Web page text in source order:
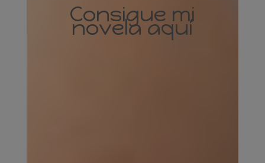
Consigue mi
novela aquí